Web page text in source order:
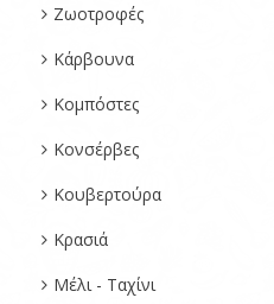
Ζωοτροφές
Κάρβουνα
Κομπόστες
Κονσέρβες
Κουβερτούρα
Κρασιά
Μέλι - Ταχίνι